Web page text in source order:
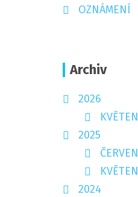
OZNÁMENÍ
Archiv
2026
KVĚTEN
2025
ČERVEN
KVĚTEN
2024